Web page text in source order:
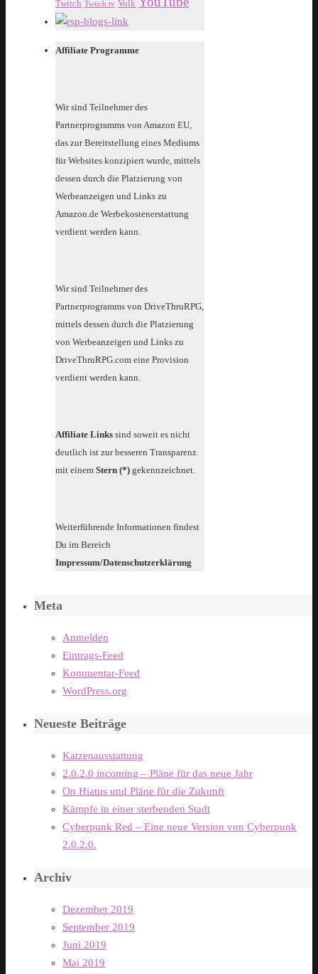
Twitch Twitch.tv Volk
Affiliate Programme
Wir sind Teilnehmer des
Partnerprogramms von Amazon EU,
das zur Bereitstellung eines Mediums
für Websites konzipiert wurde, mittels
dessen durch die Platzierung von
Werbeanzeigen und Links zu
Amazon.de Werbekostenerstattung
verdient werden kann.
Wir sind Teilnehmer des
Partnerprogramms von DriveThruRPG,
mittels dessen durch die Platzierung
von Werbeanzeigen und Links zu
DriveThruRPG.com eine Provision
verdient werden kann.
Affiliate Links sind soweit es nicht
deutlich ist zur besseren Transparenz
mit einem Stern (*) gekennzeichnet.
Weiterführende Informationen findest
Du im Bereich
Impressum/Datenschutzerklärung
Meta
Anmelden
Eintrags-Feed
Kommentar-Feed
WordPress.org
Neueste Beiträge
Katzenausstattung
2.0.2.0 incoming – Pläne für das neue Jahr
On Hiatus und Pläne für die Zukunft
Kämpfe in einer sterbenden Stadt
Cyberpunk Red – Eine neue Version von Cyberpunk
2.0.2.0.
Archiv
Dezember 2019
September 2019
Juni 2019
Mai 2019